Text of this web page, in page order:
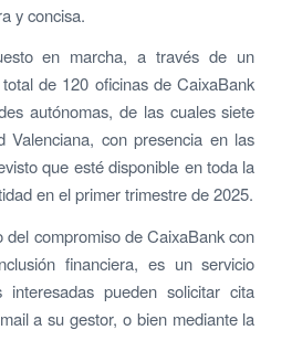
y concisa.
en marcha, a través de un
de 120 oficinas de CaixaBank
autónomas, de las cuales siete
Valenciana, con presencia en las
que esté disponible en toda la
en el primer trimestre de 2025.
del compromiso de CaixaBank con
financiera, es un servicio
interesadas pueden solicitar cita
a su gestor, o bien mediante la